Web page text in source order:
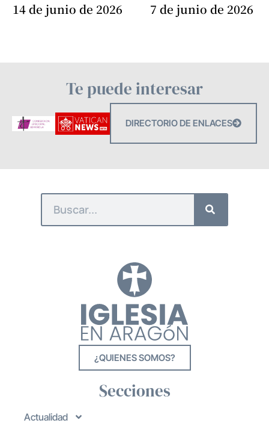
14 de junio de 2026 7 de junio de 2026
Te puede interesar
DIRECTORIO DE ENLACES
¿QUIENES SOMOS?
Secciones
Actualidad